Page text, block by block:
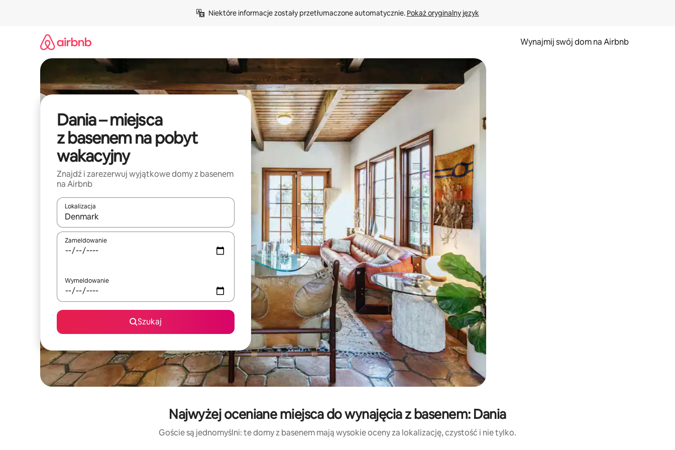
Niektóre informacje zostały przetłumaczone automatycznie. Pokaż oryginalny język
Wynajmij swój dom na Airbnb
Dania – miejsca
z basenem na pobyt
wakacyjny
Znajdź i zarezerwuj wyjątkowe domy z basenem
na Airbnb
Lokalizacja
Gdy wyniki będą dostępne, możesz poruszać się po nich za pomocą klawiszy strzałek w górę i w dół lub przeglądać je za pomocą gestów dotykowych lub przesuwania.
Zameldowanie
Wymeldowanie
Szukaj
Najwyżej oceniane miejsca do wynajęcia z basenem: Dania
Goście są jednomyślni: te domy z basenem mają wysokie oceny za lokalizację, czystość i nie tylko.